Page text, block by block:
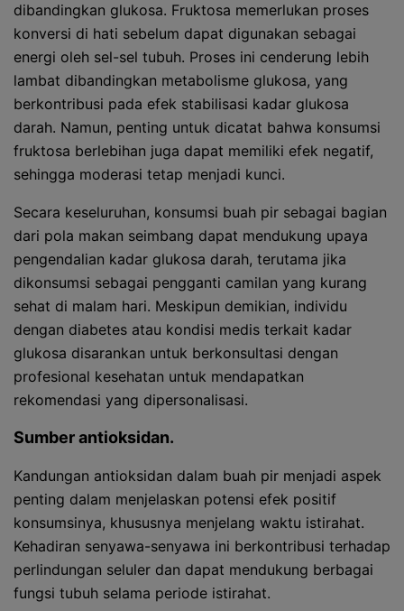
dibandingkan glukosa. Fruktosa memerlukan proses
konversi di hati sebelum dapat digunakan sebagai
energi oleh sel-sel tubuh. Proses ini cenderung lebih
lambat dibandingkan metabolisme glukosa, yang
berkontribusi pada efek stabilisasi kadar glukosa
darah. Namun, penting untuk dicatat bahwa konsumsi
fruktosa berlebihan juga dapat memiliki efek negatif,
sehingga moderasi tetap menjadi kunci.
Secara keseluruhan, konsumsi buah pir sebagai bagian
dari pola makan seimbang dapat mendukung upaya
pengendalian kadar glukosa darah, terutama jika
dikonsumsi sebagai pengganti camilan yang kurang
sehat di malam hari. Meskipun demikian, individu
dengan diabetes atau kondisi medis terkait kadar
glukosa disarankan untuk berkonsultasi dengan
profesional kesehatan untuk mendapatkan
rekomendasi yang dipersonalisasi.
Sumber antioksidan.
Kandungan antioksidan dalam buah pir menjadi aspek
penting dalam menjelaskan potensi efek positif
konsumsinya, khususnya menjelang waktu istirahat.
Kehadiran senyawa-senyawa ini berkontribusi terhadap
perlindungan seluler dan dapat mendukung berbagai
fungsi tubuh selama periode istirahat.